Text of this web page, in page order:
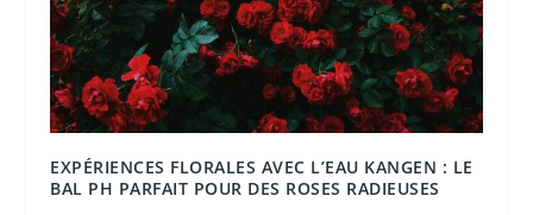
EXPÉRIENCES FLORALES AVEC L’EAU KANGEN : LE
BAL PH PARFAIT POUR DES ROSES RADIEUSES